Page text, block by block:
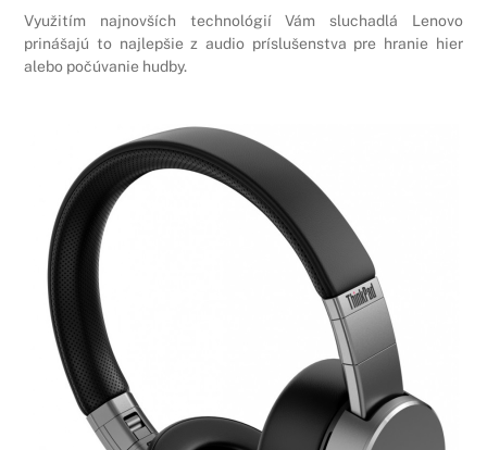
Využitím najnovších technológií Vám sluchadlá Lenovo
prinášajú to najlepšie z audio príslušenstva pre hranie hier
alebo počúvanie hudby.